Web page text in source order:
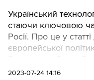
Український
стаючи ключовою
Росії. Про це у
європейської
публікують
2023-07-24 14:16